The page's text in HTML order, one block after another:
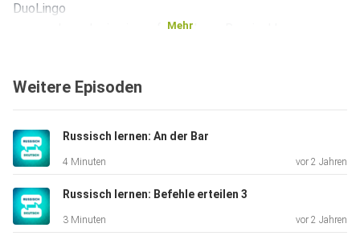
DuoLingo
verwenden oder in einem formelleren Russischkurs
aussetzen,
Sehen Sie sich die vollständige Liste der deutschen und
russischen Redewendungen in dieser Folge an.
Mehr
Weitere Episoden
Russisch lernen: An der Bar
4 Minuten vor 2 Jahren
Russisch lernen: Befehle erteilen 3
3 Minuten vor 2 Jahren